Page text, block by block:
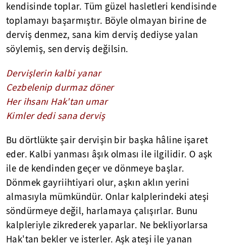
kendisinde toplar. Tüm güzel hasletleri kendisinde
toplamayı başarmıştır. Böyle olmayan birine de
derviş denmez, sana kim derviş dediyse yalan
söylemiş, sen derviş değilsin.
Dervişlerin kalbi yanar
Cezbelenip durmaz döner
Her ihsanı Hak'tan umar
Kimler dedi sana derviş
Bu dörtlükte şair dervişin bir başka hâline işaret
eder. Kalbi yanması âşık olması ile ilgilidir. O aşk
ile de kendinden geçer ve dönmeye başlar.
Dönmek gayriihtiyari olur, aşkın aklın yerini
almasıyla mümkündür. Onlar kalplerindeki ateşi
söndürmeye değil, harlamaya çalışırlar. Bunu
kalpleriyle zikrederek yaparlar. Ne bekliyorlarsa
Hak'tan bekler ve isterler. Aşk ateşi ile yanan